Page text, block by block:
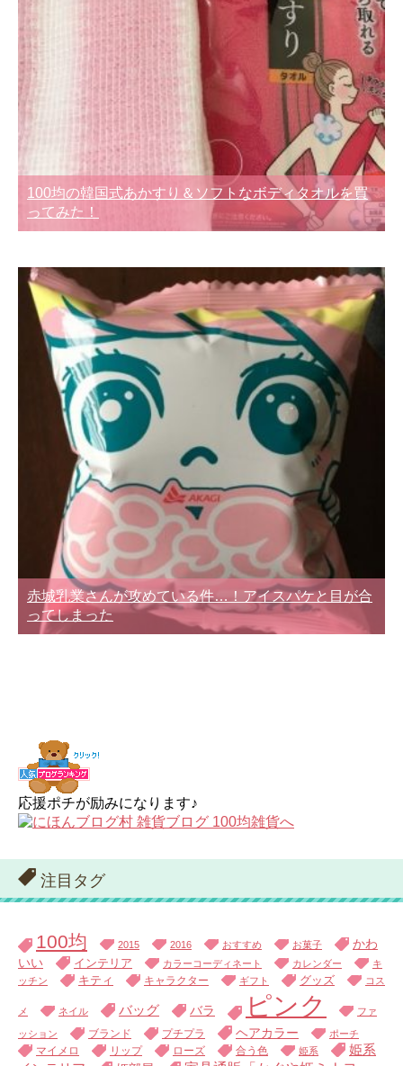
100均の韓国式あかすり＆ソフトなボディタオルを買
ってみた！
赤城乳業さんが攻めている件…！アイスパケと目が合
ってしまった
応援ポチが励みになります♪
注目タグ
100均 2015 2016 おすすめ お菓子
かわ
いい
インテリア カラーコーディネート カレンダー
キ
ッチン
キティ キャラクター ギフト グッズ コス
メ ネイル バッグ バラ ピンク ファ
ッション ブランド プチプラ ヘアカラー ポーチ
マイメロ リップ ローズ 合う色 姫系
姫系